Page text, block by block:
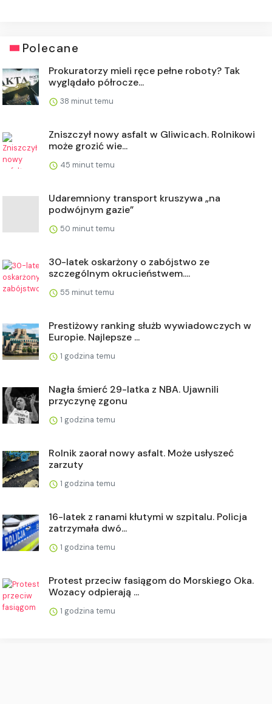
Polecane
Prokuratorzy mieli ręce pełne roboty? Tak
wyglądało półrocze...
38 minut temu
Zniszczył nowy asfalt w Gliwicach. Rolnikowi
może grozić wie...
45 minut temu
Udaremniony transport kruszywa „na
podwójnym gazie”
50 minut temu
30-latek oskarżony o zabójstwo ze
szczególnym okrucieństwem....
55 minut temu
Prestiżowy ranking służb wywiadowczych w
Europie. Najlepsze ...
1 godzina temu
Nagła śmierć 29-latka z NBA. Ujawnili
przyczynę zgonu
1 godzina temu
Rolnik zaorał nowy asfalt. Może usłyszeć
zarzuty
1 godzina temu
16-latek z ranami kłutymi w szpitalu. Policja
zatrzymała dwó...
1 godzina temu
Protest przeciw fasiągom do Morskiego Oka.
Wozacy odpierają ...
1 godzina temu